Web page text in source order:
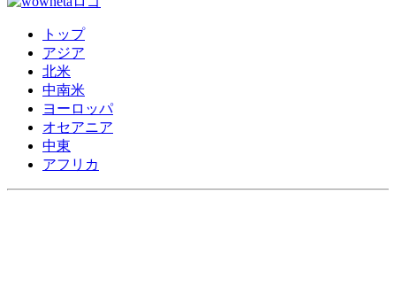
トップ
アジア
北米
中南米
ヨーロッパ
オセアニア
中東
アフリカ